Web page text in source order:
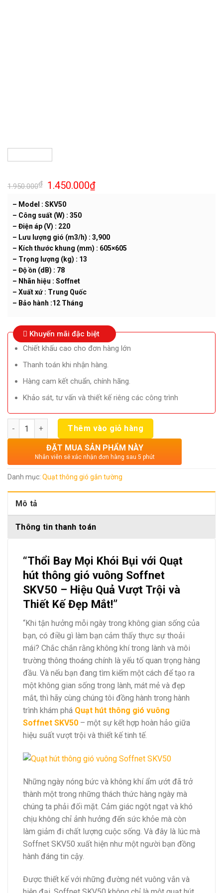
1.950.000₫ Giá
gốc
1.950.000₫.
1.450.000₫Giá
hiện
– Model : SKV50
– Công suất (W) : 350
– Điện áp (V) : 220
– Lưu lượng gió (m3/h) : 3,900
– Kích thước khung (mm) : 605×605
– Trọng lượng (kg) : 13
– Độ ồn (dB) : 78
– Nhãn hiệu : Soffnet
– Xuất xứ : Trung Quốc
– Bảo hành :12 Tháng
Khuyến mãi đặc biệt
Chiết khấu cao cho đơn hàng lớn
Thanh toán khi nhận hàng.
Hàng cam kết chuẩn, chính hãng.
Khảo sát, tư vấn và thiết kế riêng các công trình
Số lượng Thêm vào giỏ hàng
ĐẶT MUA SẢN PHẨM NÀY
Nhân viên sẽ xác nhận đơn hàng sau 5 phút
Danh mục: Quạt thông gió gắn tường
Mô tả
Thông tin thanh toán
“Thổi Bay Mọi Khói Bụi với Quạt
hút thông gió vuông Soffnet
SKV50 – Hiệu Quả Vượt Trội và
Thiết Kế Đẹp Mắt!”
“Khi tận hưởng mỗi ngày trong không gian sống của
bạn, có điều gì làm bạn cảm thấy thực sự thoải
mái? Chắc chắn rằng không khí trong lành và môi
trường thông thoáng chính là yếu tố quan trọng hàng
đầu. Và nếu bạn đang tìm kiếm một cách để tạo ra
một không gian sống trong lành, mát mẻ và đẹp
mắt, thì hãy cùng chúng tôi đồng hành trong hành
trình khám phá Quạt hút thông gió vuông
Soffnet SKV50 – một sự kết hợp hoàn hảo giữa
hiệu suất vượt trội và thiết kế tinh tế.
Những ngày nóng bức và không khí ẩm ướt đã trở
thành một trong những thách thức hàng ngày mà
chúng ta phải đối mặt. Cảm giác ngột ngạt và khó
chịu không chỉ ảnh hưởng đến sức khỏe mà còn
làm giảm đi chất lượng cuộc sống. Và đây là lúc mà
Soffnet SKV50 xuất hiện như một người bạn đồng
hành đáng tin cậy.
Được thiết kế với những đường nét vuông vắn và